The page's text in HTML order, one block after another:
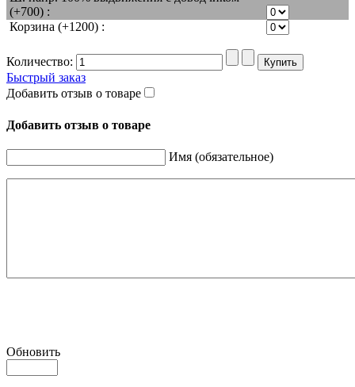
(+700) :
Корзина (+1200) :
Количество:
Быстрый заказ
Добавить отзыв о товаре
Добавить отзыв о товаре
Имя (обязательное)
Обновить